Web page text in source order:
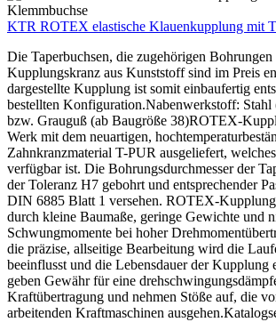
KTR ROTEX elastische Klauenkupplung mit
Die Taperbuchsen, die zugehörigen Bohrungen
Kupplungskranz aus Kunststoff sind im Preis
dargestellte Kupplung ist somit einbaufertig
bestellten Konfiguration.Nabenwerkstoff: Stahl
bzw. Grauguß (ab Baugröße 38)ROTEX-
Werk mit dem neuartigen,
Zahnkranzmaterial T-PUR ausgeliefert,
verfügbar ist. Die Bohrungsdurchmesser der
der Toleranz H7 gebohrt und entsprechender
DIN 6885 Blatt 1 versehen. ROTEX-
durch kleine Baumaße, geringe Gewichte und
Schwungmomente bei hoher
die präzise, allseitige Bearbeitung wird die
beeinflusst und die Lebensdauer der Kupplung
geben Gewähr für eine
Kraftübertragung und nehmen Stöße auf, die
arbeitenden Kraftmaschinen